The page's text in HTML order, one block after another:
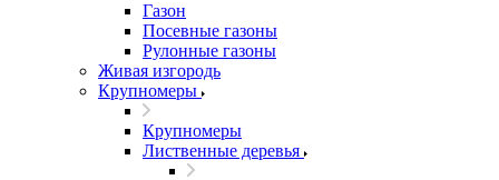
Газон
Посевные газоны
Рулонные газоны
Живая изгородь
Крупномеры
Крупномеры
Лиственные деревья